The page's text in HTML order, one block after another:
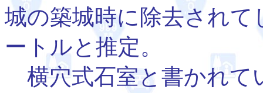
城の築城時に除去され
ートルと推定。
横穴式石室と書かれて